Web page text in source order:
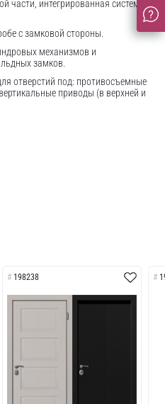
интегрированная система
с замковой стороны.
механизмов и
замков.
отверстий под: противосъемные
приводы (в верхней и
198238